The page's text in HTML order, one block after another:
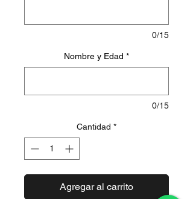
0/15
Nombre y Edad *
0/15
Cantidad *
Agregar al carrito